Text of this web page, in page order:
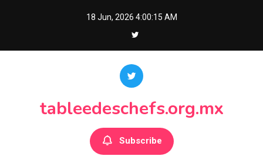
18 Jun, 2026 4:00:16 AM
tableedeschefs.org.mx
Subscribe